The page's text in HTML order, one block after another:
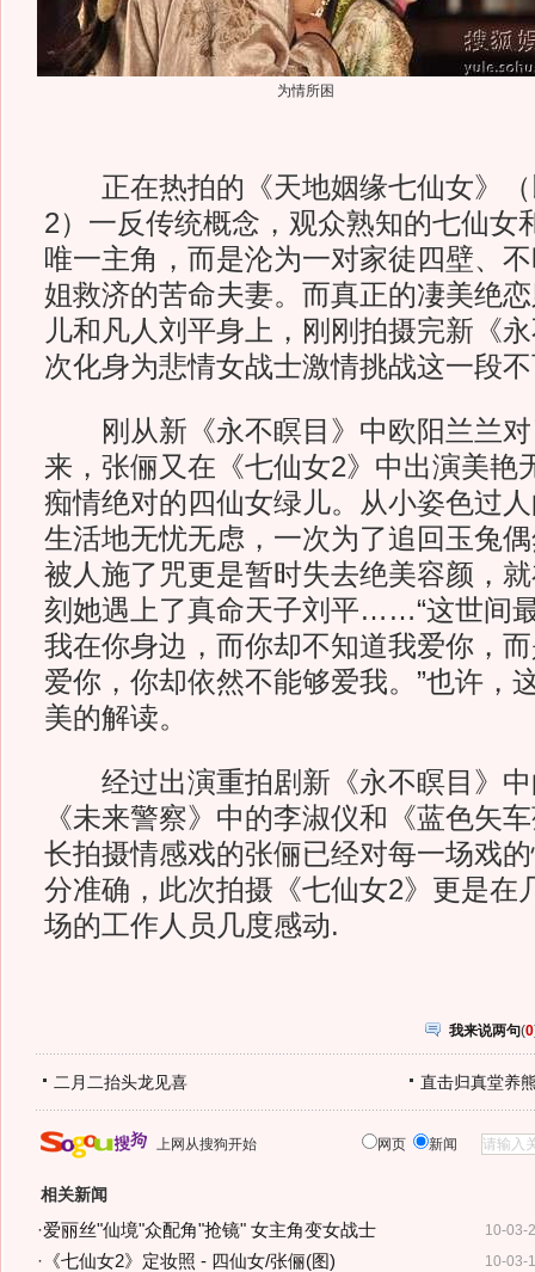
为情所困
正在热拍的《天地姻缘七仙女》（
2）一反传统概念，观众熟知的七仙女
唯一主角，而是沦为一对家徒四壁、
姐救济的苦命夫妻。而真正的凄美绝
儿和凡人刘平身上，刚刚拍摄完新《
次化身为悲情女战士激情挑战这一段
刚从新《永不瞑目》中欧阳兰兰对
来，张俪又在《七仙女2》中出演美艳
痴情绝对的四仙女绿儿。从小姿色过
生活地无忧无虑，一次为了追回玉兔
被人施了咒更是暂时失去绝美容颜，
刻她遇上了真命天子刘平……“这世间
我在你身边，而你却不知道我爱你，
爱你，你却依然不能够爱我。”也许，
美的解读。
经过出演重拍剧新《永不瞑目》中
《未来警察》中的李淑仪和《蓝色矢
长拍摄情感戏的张俪已经对每一场戏
分准确，此次拍摄《七仙女2》更是在
场的工作人员几度感动.
我来说两句(0
二月二抬头龙见喜 直击归真堂养
上网从搜狗开始 网页 新闻
相关新闻
10-03-
·爱丽丝"仙境"众配角"抢镜" 女主角变女战士
10-03-
· 《七仙女2》定妆照 - 四仙女/张俪(图)